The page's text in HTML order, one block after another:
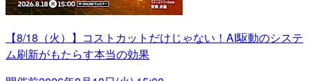
【8/18（火）】コストカットだけじゃない！AI駆動のシステ
ム刷新がもたらす本当の効果